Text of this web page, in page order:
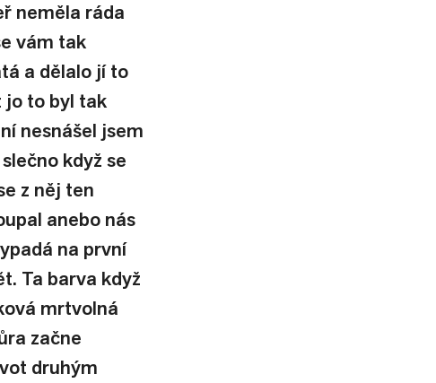
neměla ráda
vám tak
a dělalo jí to
jo to byl tak
nesnášel jsem
když se
z něj ten
anebo nás
na první
Ta barva když
mrtvolná
začne
druhým